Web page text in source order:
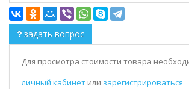
задать вопрос
Для просмотра стоимости товара
личный кабинет или зарегистрироваться